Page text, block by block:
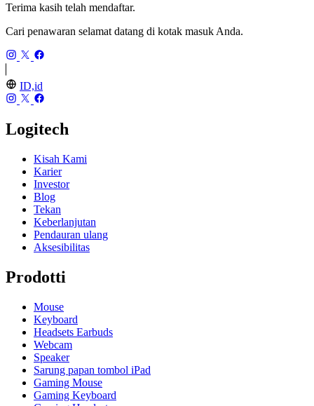
Terima kasih telah mendaftar.
Cari penawaran selamat datang di kotak masuk Anda.
ID,id
Logitech
Kisah Kami
Karier
Investor
Blog
Tekan
Keberlanjutan
Pendauran ulang
Aksesibilitas
Prodotti
Mouse
Keyboard
Headsets Earbuds
Webcam
Speaker
Sarung papan tombol iPad
Gaming Mouse
Gaming Keyboard